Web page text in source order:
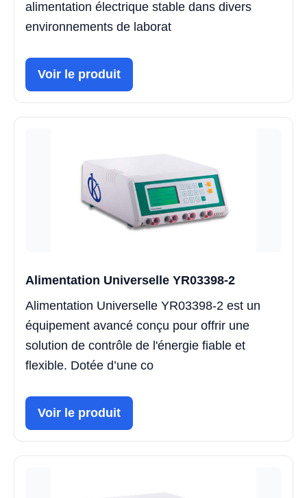
alimentation électrique stable dans divers
environnements de laborat
Voir le produit
Alimentation Universelle YR03398-2
Alimentation Universelle YR03398-2 est un
équipement avancé conçu pour offrir une
solution de contrôle de l'énergie fiable et
flexible. Dotée d’une co
Voir le produit